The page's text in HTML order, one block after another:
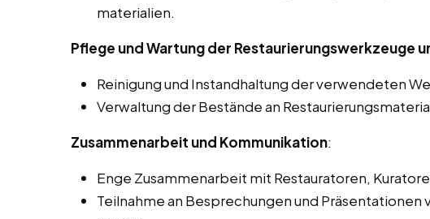
materialien.
Pflege und Wartung der Restaurierungswerkzeuge
Reinigung und Instandhaltung der verwendeten
Verwaltung der Bestände an
Zusammenarbeit und Kommunikation:
Enge Zusammenarbeit mit Restauratoren,
Teilnahme an Besprechungen und Präsentationen